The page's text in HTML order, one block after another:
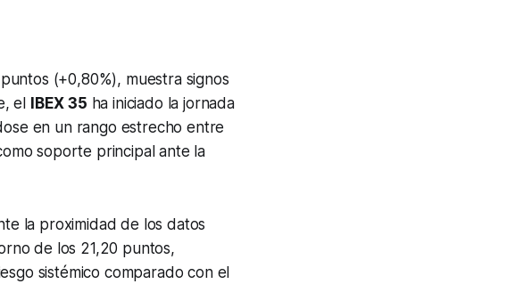
(+0,80%), muestra signos
el IBEX 35 ha iniciado la jornada
en un rango estrecho entre
soporte principal ante la
la proximidad de los datos
de los 21,20 puntos,
sistémico comparado con el